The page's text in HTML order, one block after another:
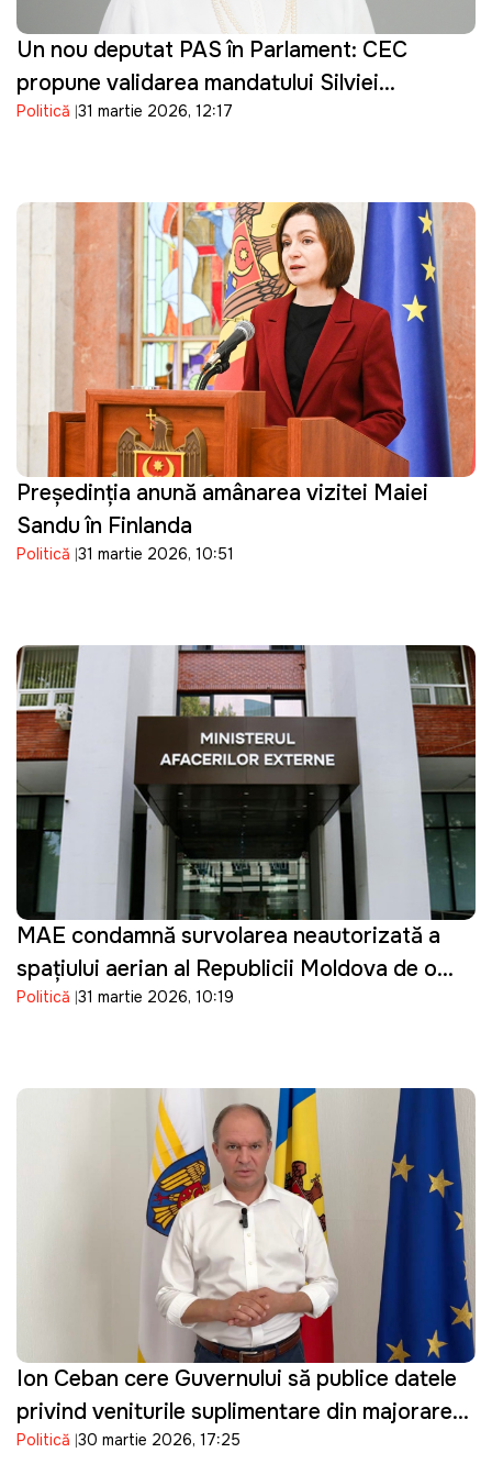
Un nou deputat PAS în Parlament: CEC
propune validarea mandatului Silviei
Bondarenco
Politică 31 martie 2026, 12:17
Președinția anunță amânarea vizitei Maiei
Sandu în Finlanda
Politică 31 martie 2026, 10:51
MAE condamnă survolarea neautorizată a
spațiului aerian al Republicii Moldova de o
dronă de tip Shahed: "O încălcare gravă"
Politică 31 martie 2026, 10:19
Ion Ceban cere Guvernului să publice datele
privind veniturile suplimentare din majorarea
prețurilor la carburanți
Politică 30 martie 2026, 17:25